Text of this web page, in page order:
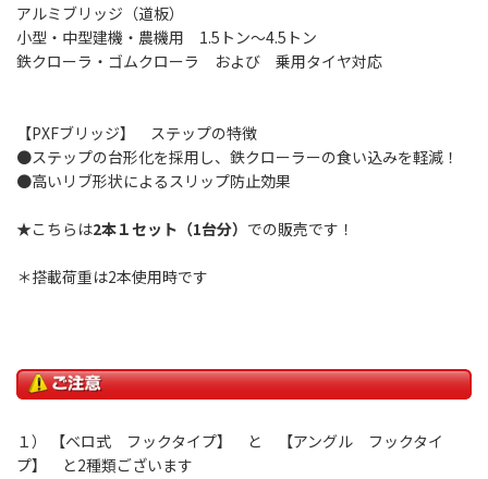
アルミブリッジ（道板）
小型・中型建機・農機用 1.5トン～4.5トン
鉄クローラ・ゴムクローラ および 乗用タイヤ対応
【PXFブリッジ】 ステップの特徴
●ステップの台形化を採用し、鉄クローラーの食い込みを軽減！
●高いリブ形状によるスリップ防止効果
★こちらは2本１セット（1台分） での販売です！
＊搭載荷重は2本使用時です
１） 【ベロ式 フックタイプ】 と 【アングル フックタイ
プ】 と2種類ございます